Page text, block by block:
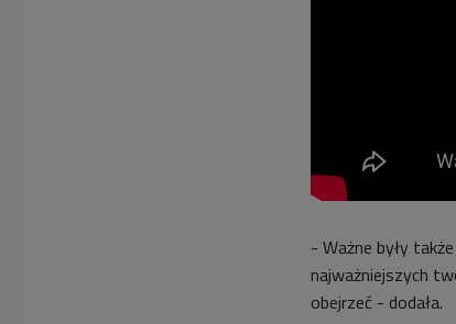
- Ważne były
najważniejszych
obejrzeć - dodała.